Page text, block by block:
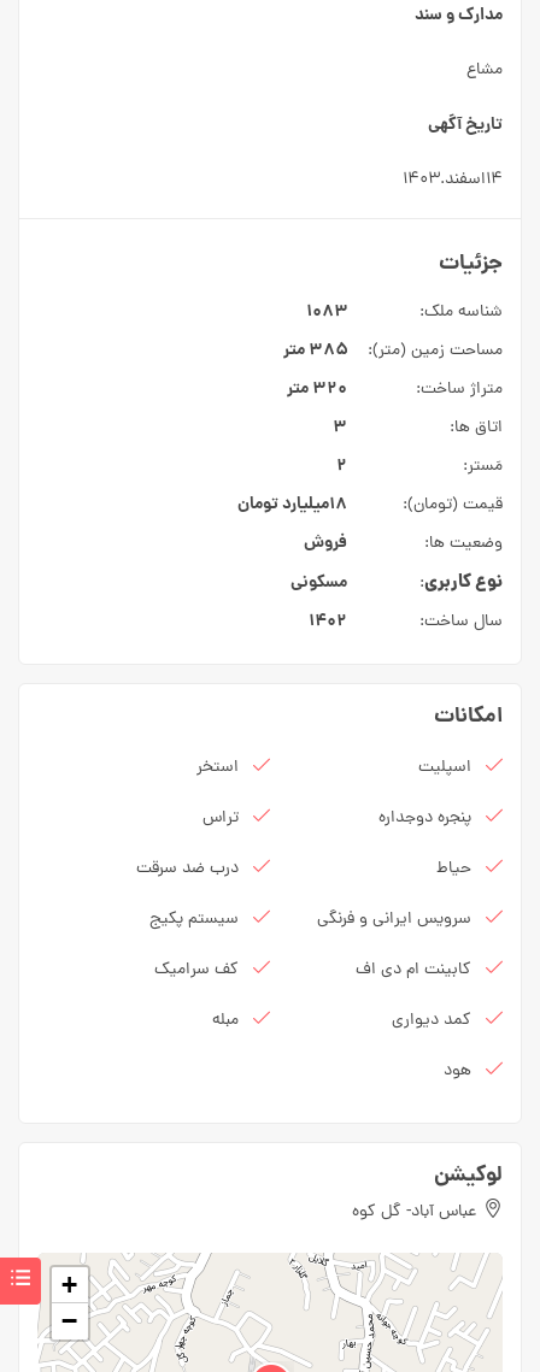
مدارک و سند
مشاع
تاریخ آگهی
۱۴اسفند.۱۴۰۳
جزئیات
شناسه ملک: ۱۰۸۳
مساحت زمین (متر): ۳۸۵ متر
متراژ ساخت: ۳۲۰ متر
اتاق ها: ۳
مَستر: ۲
قیمت (تومان): ۱۸میلیارد تومان
وضعیت ها: فروش
نوع کاربری: مسکونی
سال ساخت: ۱۴۰۲
امکانات
اسپلیت
استخر
پنجره دوجداره
تراس
حیاط
درب ضد سرقت
سرویس ایرانی و فرنگی
سیستم پکیج
کابینت ام دی اف
کف سرامیک
کمد دیواری
مبله
هود
لوکیشن
عباس آباد- گل کوه
+
−